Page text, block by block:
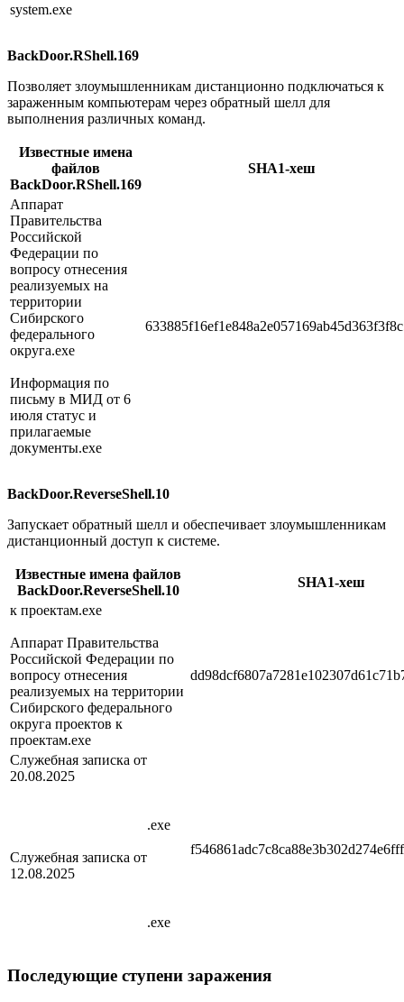
system.exe
BackDoor.RShell.169
Позволяет злоумышленникам дистанционно подключаться к
зараженным компьютерам через обратный шелл для
выполнения различных команд.
Известные имена
файлов
BackDoor.RShell.169
SHA1-хеш
Аппарат
Правительства
Российской
Федерации по
вопросу отнесения
реализуемых на
территории
Сибирского
федерального
округа.exe
Информация по
письму в МИД от 6
июля статус и
прилагаемые
документы.exe
BackDoor.ReverseShell.10
Запускает обратный шелл и обеспечивает злоумышленникам
дистанционный доступ к системе.
Известные имена файлов
BackDoor.ReverseShell.10
SHA1-хеш
к проектам.exe
Аппарат Правительства
Российской Федерации по
вопросу отнесения
реализуемых на территории
Сибирского федерального
округа проектов к
проектам.exe
Служебная записка от
20.08.2025
.exe
Служебная записка от
12.08.2025
.exe
Последующие ступени заражения